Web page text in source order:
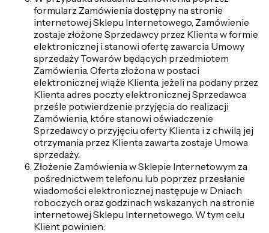
formularz Zamówienia dostępny na stronie
internetowej Sklepu Internetowego, Zamówienie
zostaje złożone Sprzedawcy przez Klienta w formie
elektronicznej i stanowi ofertę zawarcia Umowy
sprzedaży Towarów będących przedmiotem
Zamówienia. Oferta złożona w postaci
elektronicznej wiąże Klienta, jeżeli na podany przez
Klienta adres poczty elektronicznej Sprzedawca
prześle potwierdzenie przyjęcia do realizacji
Zamówienia, które stanowi oświadczenie
Sprzedawcy o przyjęciu oferty Klienta i z chwilą jej
otrzymania przez Klienta zawarta zostaje Umowa
sprzedaży.
Złożenie Zamówienia w Sklepie Internetowym za
pośrednictwem telefonu lub poprzez przesłanie
wiadomości elektronicznej następuje w Dniach
roboczych oraz godzinach wskazanych na stronie
internetowej Sklepu Internetowego. W tym celu
Klient powinien: